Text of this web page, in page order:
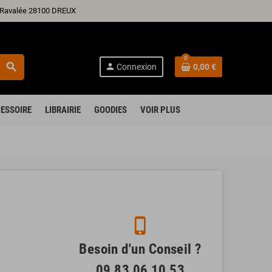
28100 DREUX
search person Connexion
0
0,00 €
LIBRAIRIE GOODIES VOIR PLUS
phone_iphone
Besoin d'un Conseil ?